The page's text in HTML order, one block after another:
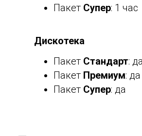
Пакет Супер: 1 час
Дискотека
Пакет Стандарт:
Пакет Премиум: да
Пакет Супер: да